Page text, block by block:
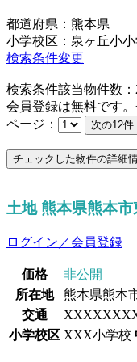
都道府県：熊本県
小学校区：泉ヶ丘小
検索条件変更
検索条件該当物件数：
会員登録は無料です
ページ：
土地 熊本県熊本
ログイン／会員登録
価格
非公開
所在地
熊本県熊本
交通
小学校区 XXX小学校